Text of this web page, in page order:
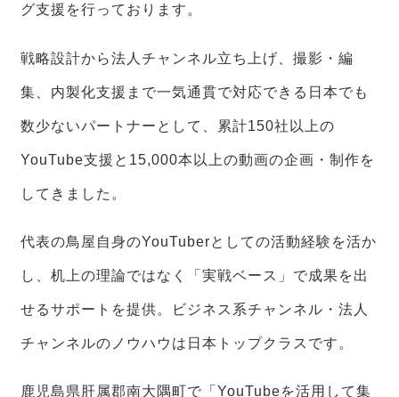
グ支援を行っております。
戦略設計から法人チャンネル立ち上げ、撮影・編
集、内製化支援まで一気通貫で対応できる日本でも
数少ないパートナーとして、累計150社以上の
YouTube支援と15,000本以上の動画の企画・制作を
してきました。
代表の鳥屋自身のYouTuberとしての活動経験を活か
し、机上の理論ではなく「実戦ベース」で成果を出
せるサポートを提供。ビジネス系チャンネル・法人
チャンネルのノウハウは日本トップクラスです。
鹿児島県肝属郡南大隅町で「YouTubeを活用して集